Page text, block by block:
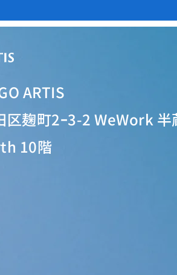
ARTIS
区麹町2ｰ3-2 WeWork 半
10階